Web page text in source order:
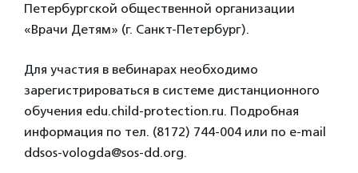
Петербургской общественной организации
«Врачи Детям» (г. Санкт-Петербург).
Для участия в вебинарах необходимо
зарегистрироваться в системе дистанционного
обучения edu.child-protection.ru. Подробная
информация по тел. (8172) 744-004 или по e-mail
ddsos-vologda@sos-dd.org.